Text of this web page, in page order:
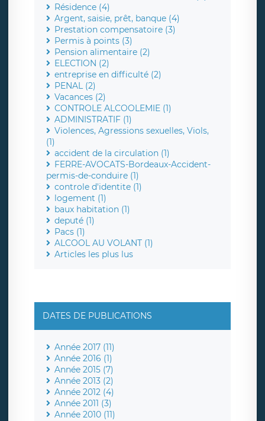
Résidence (4)
Argent, saisie, prêt, banque (4)
Prestation compensatoire (3)
Permis à points (3)
Pension alimentaire (2)
ELECTION (2)
entreprise en difficulté (2)
PENAL (2)
Vacances (2)
CONTROLE ALCOOLEMIE (1)
ADMINISTRATIF (1)
Violences, Agressions sexuelles, Viols,
(1)
accident de la circulation (1)
FERRE-AVOCATS-Bordeaux-Accident-
permis-de-conduire (1)
controle d'identite (1)
logement (1)
baux habitation (1)
deputé (1)
Pacs (1)
ALCOOL AU VOLANT (1)
Articles les plus lus
DATES DE PUBLICATIONS
Année 2017 (11)
Année 2016 (1)
Année 2015 (7)
Année 2013 (2)
Année 2012 (4)
Année 2011 (3)
Année 2010 (11)